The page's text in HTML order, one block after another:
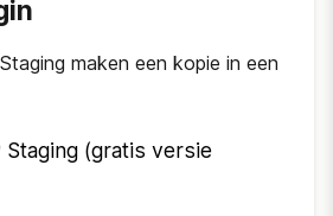
maken een kopie in een
Staging (gratis versie